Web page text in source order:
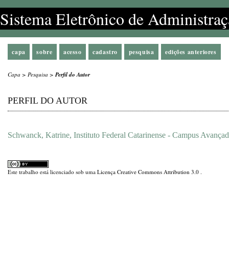
Sistema Eletrônico de
capa sobre acesso cadastro pesquisa edições anteriores
Capa > Pesquisa >Perfil do Autor
PERFIL DO AUTOR
Schwanck, Katrine, Instituto Federal Catarinense - Campus
Este trabalho está licenciado sob uma Licença Creative Commons Attribution 3.0 .